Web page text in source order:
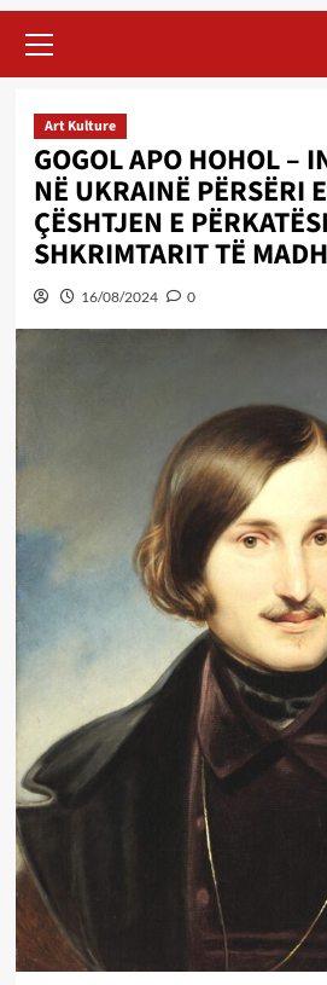
Menu
Art Kulture
GOGOL APO HOHOL –
NË UKRAINË PËRSËRI
ÇËSHTJEN E
SHKRIMTARIT TË MADH
16/08/2024 0